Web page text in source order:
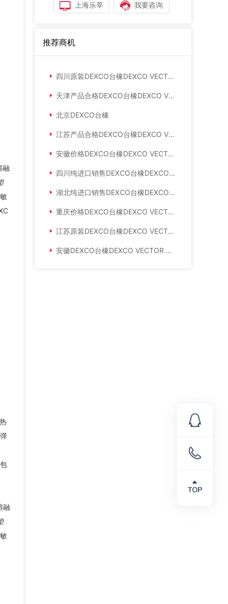
融
融
上海乐莘 我要咨询
推荐商机
四川原装DEXCO台橡DEXCO VECTOR SIS4113
天津产品合格DEXCO台橡DEXCO VECTOR SIS4215
北京DEXCO台橡
江苏产品合格DEXCO台橡DEXCO VECTOR SIS4215
安徽价格DEXCO台橡DEXCO VECTOR SIS4255
四川纯进口销售DEXCO台橡DEXCO VECTOR SIS4411
湖北纯进口销售DEXCO台橡DEXCO VECTOR SIS4111
重庆价格DEXCO台橡DEXCO VECTOR SIS4411
江苏原装DEXCO台橡DEXCO VECTOR SIS4411
安徽DEXCO台橡DEXCO VECTOR SIS4114